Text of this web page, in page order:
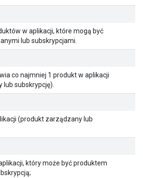
w aplikacji, które mogą być
lub subskrypcjami.
co najmniej 1 produkt w aplikacji
subskrypcję).
(produkt zarządzany lub
który może być produktem